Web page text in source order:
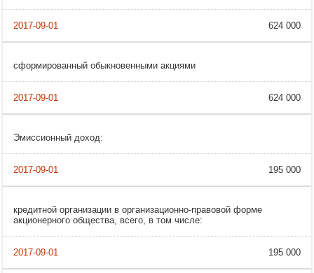
624 000
сформированный обыкновенными акциями
624 000
Эмиссионный доход:
195 000
кредитной организации в организационно-правовой форме
акционерного общества, всего, в том числе:
195 000